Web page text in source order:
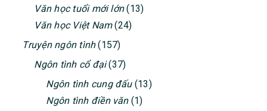
Văn học tuổi mới lớn(13)
Văn học Việt Nam(24)
Truyện ngôn tình(157)
Ngôn tình cổ đại(37)
Ngôn tình cung đấu(13)
Ngôn tình điền văn(1)